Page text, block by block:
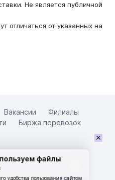
файлы
удобства пользования сайтом
Не является публичной
отличаться от указанных на
Вакансии
Филиалы
Биржа перевозок
×